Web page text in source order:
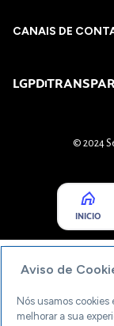
CANAIS DE
LGPD
© 2024
INICIO
Aviso de
Nós usamos
melhorar a sua